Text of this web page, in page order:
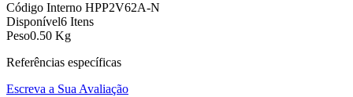
Código Interno HPP2V62A-N
Disponível6 Itens
Peso0.50 Kg
Referências específicas
Escreva a Sua Avaliação